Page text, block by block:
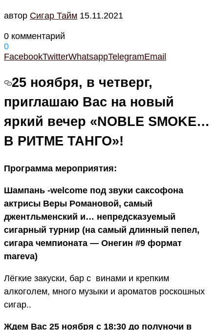
автор Cигар Тайм 15.11.2021
0 комментарий
0
FacebookTwitterWhatsappTelegramEmail
25 ноября, в четверг,
приглашаю Вас на новый
яркий вечер «NOBLE SMOKE…
В РИТМЕ ТАНГО»!
Программа мероприятия:
Шампань -welcome под звуки саксофона
актрисы Веры Романовой, самый
джентльменский и… непредсказуемый
сигарный турнир (на самый длинный пепел,
сигара чемпионата — Онегин #9 формат
mareva)
Лёгкие закуски, бар с винами и крепким
алкоголем, много музыки и ароматов роскошных
сигар..
Ждем Вас 25 ноября с 18:30 до полуночи в